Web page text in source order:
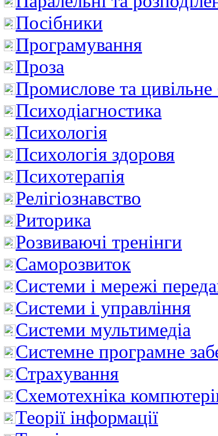
Посібники
Програмування
Проза
Промислове та цивільне
Психодіагностика
Психологія
Психологія здоровя
Психотерапія
Релігіознавство
Риторика
Розвиваючі тренінги
Саморозвиток
Системи і мережі
Системи і управління
Системи мультимедіа
Системне програмне
Страхування
Схемотехніка
Теорії інформації